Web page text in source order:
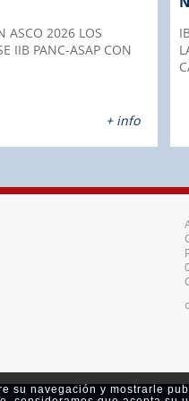
ASCO 2026 LOS
IIB PANC-ASAP CON
+ info
su navegación y mostrarle